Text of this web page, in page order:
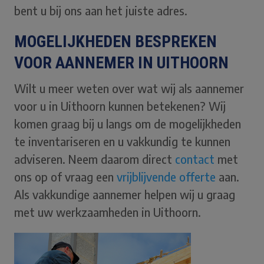
bent u bij ons aan het juiste adres.
MOGELIJKHEDEN BESPREKEN
VOOR AANNEMER IN UITHOORN
Wilt u meer weten over wat wij als aannemer
voor u in Uithoorn kunnen betekenen? Wij
komen graag bij u langs om de mogelijkheden
te inventariseren en u vakkundig te kunnen
adviseren. Neem daarom direct contact met
ons op of vraag een vrijblijvende offerte aan.
Als vakkundige aannemer helpen wij u graag
met uw werkzaamheden in Uithoorn.